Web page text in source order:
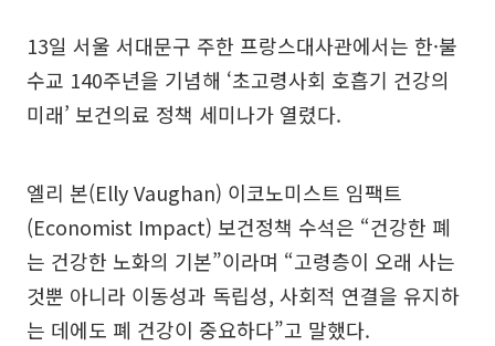
13일 서울 서대문구 주한 프랑스대사관에서는 한·불
수교 140주년을 기념해 ‘초고령사회 호흡기 건강의
미래’ 보건의료 정책 세미나가 열렸다.
엘리 본(Elly Vaughan) 이코노미스트 임팩트
(Economist Impact) 보건정책 수석은 “건강한 폐
는 건강한 노화의 기본”이라며 “고령층이 오래 사는
것뿐 아니라 이동성과 독립성, 사회적 연결을 유지하
는 데에도 폐 건강이 중요하다”고 말했다.